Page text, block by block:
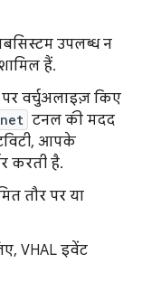
उपलब्ध न
हैं.
वर्चुअलाइज़ किए
टनल की मदद
आपके
करती है.
तौर पर या
VHAL इवेंट